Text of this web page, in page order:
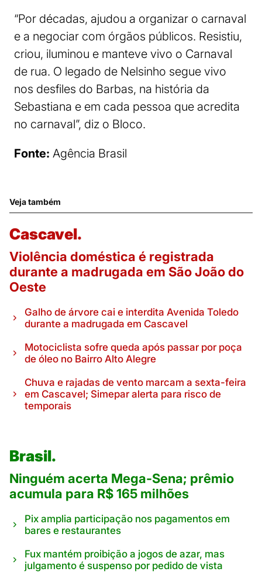
“Por décadas, ajudou a organizar o carnaval
e a negociar com órgãos públicos. Resistiu,
criou, iluminou e manteve vivo o Carnaval
de rua. O legado de Nelsinho segue vivo
nos desfiles do Barbas, na história da
Sebastiana e em cada pessoa que acredita
no carnaval”, diz o Bloco.
Fonte: Agência Brasil
Veja também
Cascavel.
Violência doméstica é registrada
durante a madrugada em São João do
Oeste
Galho de árvore cai e interdita Avenida Toledo
durante a madrugada em Cascavel
Motociclista sofre queda após passar por poça
de óleo no Bairro Alto Alegre
Chuva e rajadas de vento marcam a sexta-feira
em Cascavel; Simepar alerta para risco de
temporais
Brasil.
Ninguém acerta Mega-Sena; prêmio
acumula para R$ 165 milhões
Pix amplia participação nos pagamentos em
bares e restaurantes
Fux mantém proibição a jogos de azar, mas
julgamento é suspenso por pedido de vista